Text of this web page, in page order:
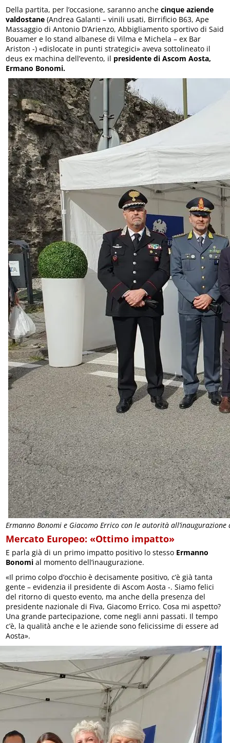
Della partita, per l’occasione, saranno anchecinque aziende
valdostane (Andrea Galanti – vinili usati, Birrificio B63, Ape
Massaggio di Antonio D’Arienzo, Abbigliamento sportivo di Said
Bouamer e lo stand albanese di Vilma e Michela – ex Bar
Ariston -) «dislocate in punti strategici» aveva sottolineato il
deus ex machina dell’evento, il presidente di Ascom Aosta,
Ermano Bonomi.
Ermanno Bonomi e Giacomo Errico con le autorità all’inaugurazione
Mercato Europeo: «Ottimo impatto»
E parla già di un primo impatto positivo lo stesso Ermanno
Bonomi al momento dell’inaugurazione.
«Il primo colpo d’occhio è decisamente positivo, c’è già tanta
gente – evidenzia il presidente di Ascom Aosta -. Siamo felici
del ritorno di questo evento, ma anche della presenza del
presidente nazionale di Fiva, Giacomo Errico. Cosa mi aspetto?
Una grande partecipazione, come negli anni passati. Il tempo
c’è, la qualità anche e le aziende sono felicissime di essere ad
Aosta».